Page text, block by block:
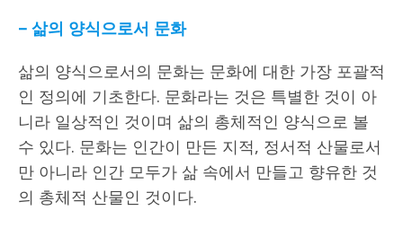
– 삶의 양식으로서 문화
삶의 양식으로서의 문화는 문화에 대한 가장 포괄적
인 정의에 기초한다. 문화라는 것은 특별한 것이 아
니라 일상적인 것이며 삶의 총체적인 양식으로 볼
수 있다. 문화는 인간이 만든 지적, 정서적 산물로서
만 아니라 인간 모두가 삶 속에서 만들고 향유한 것
의 총체적 산물인 것이다.